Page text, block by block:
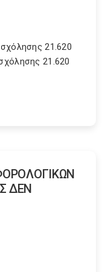
21.620
21.620
ΔΕΝ